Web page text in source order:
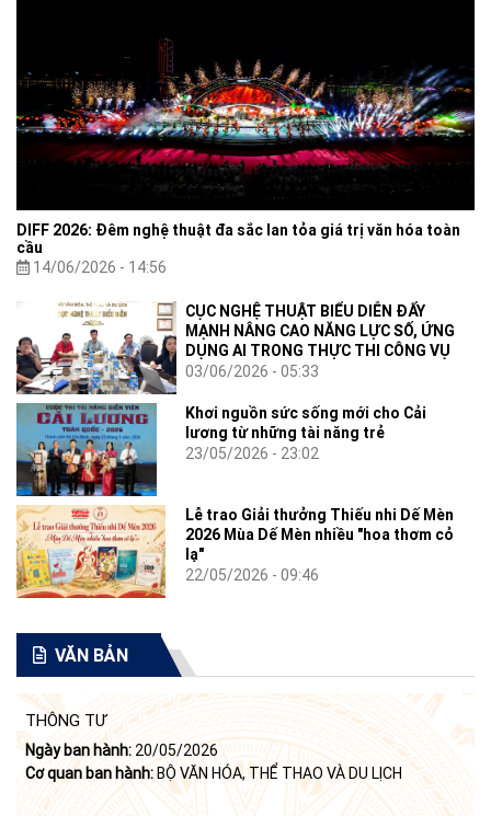
DIFF 2026: Đêm nghệ thuật đa sắc lan tỏa giá trị văn hóa toàn
cầu
14/06/2026 - 14:56
CỤC NGHỆ THUẬT BIỂU DIỄN ĐẨY
MẠNH NÂNG CAO NĂNG LỰC SỐ, ỨNG
DỤNG AI TRONG THỰC THI CÔNG VỤ
03/06/2026 - 05:33
Khơi nguồn sức sống mới cho Cải
lương từ những tài năng trẻ
23/05/2026 - 23:02
Lễ trao Giải thưởng Thiếu nhi Dế Mèn
2026 Mùa Dế Mèn nhiều "hoa thơm cỏ
lạ"
22/05/2026 - 09:46
VĂN BẢN
THÔNG TƯ
Ngày ban hành: 20/05/2026
Cơ quan ban hành:BỘ VĂN HÓA, THỂ THAO VÀ DU LỊCH